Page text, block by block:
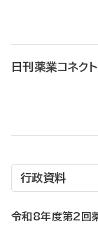
日刊薬業コネ
行政資料
令和8年度第2回